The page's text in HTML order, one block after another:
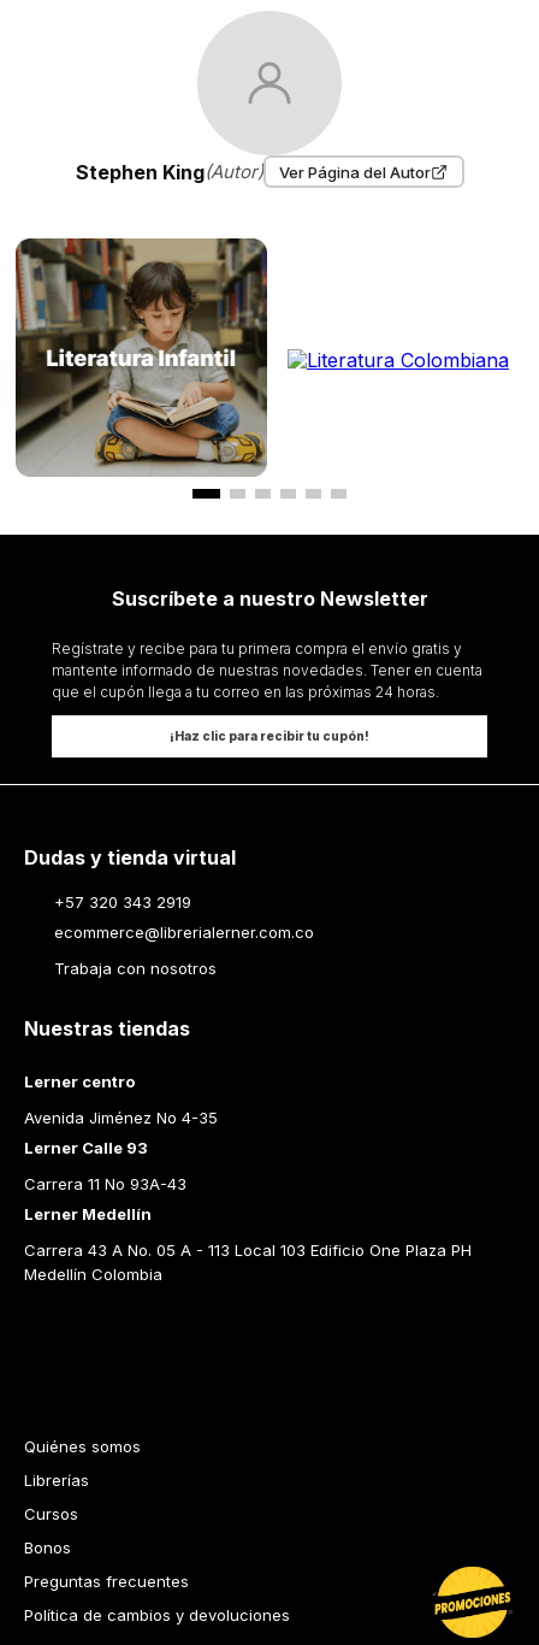
Stephen King(Autor) Ver Página del Autor
Suscríbete a nuestro Newsletter
Regístrate y recibe para tu primera compra el envío gratis y
mantente informado de nuestras novedades. Tener en cuenta
que el cupón llega a tu correo en las próximas 24 horas.
¡Haz clic para recibir tu cupón!
Dudas y tienda virtual
+57 320 343 2919
ecommerce@librerialerner.com.co
Trabaja con nosotros
Nuestras tiendas
Lerner centro
Avenida Jiménez No 4-35
Lerner Calle 93
Carrera 11 No 93A-43
Lerner Medellín
Carrera 43 A No. 05 A - 113 Local 103 Edificio One Plaza PH
Medellín Colombia
Quiénes somos
Librerías
Cursos
Bonos
Preguntas frecuentes
Política de cambios y devoluciones